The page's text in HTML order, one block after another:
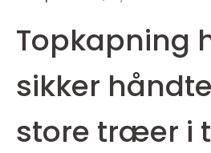
Topkapning
sikker
store træer i